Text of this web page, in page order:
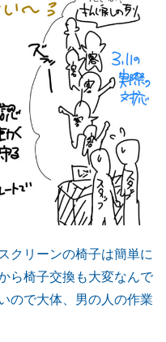
クリーンの椅子は簡単に
ら椅子交換も大変なんで
ので大体、男の人の作業